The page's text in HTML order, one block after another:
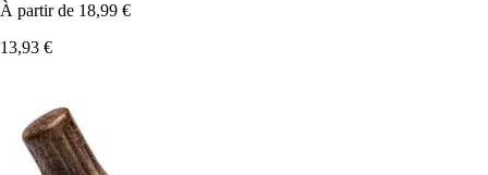
À partir de 18,99 €
13,93 €